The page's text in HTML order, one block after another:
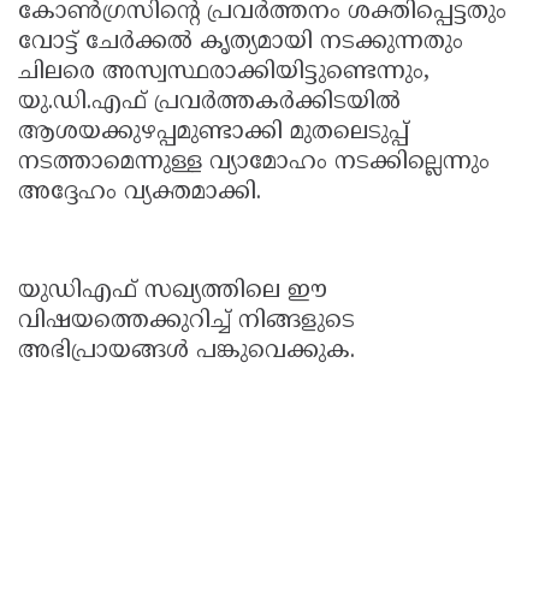
കോൺഗ്രസിന്റെ പ്രവർത്തനം ശക്തിപ്പെട്ടതും
വോട്ട് ചേർക്കൽ കൃത്യമായി നടക്കുന്നതും
ചിലരെ അസ്വസ്ഥരാക്കിയിട്ടുണ്ടെന്നും,
യു.ഡി.എഫ് പ്രവർത്തകർക്കിടയിൽ
ആശയക്കുഴപ്പമുണ്ടാക്കി മുതലെടുപ്പ്
നടത്താമെന്നുള്ള വ്യാമോഹം നടക്കില്ലെന്നും
അദ്ദേഹം വ്യക്തമാക്കി.
യുഡിഎഫ് സഖ്യത്തിലെ ഈ
വിഷയത്തെക്കുറിച്ച് നിങ്ങളുടെ
അഭിപ്രായങ്ങൾ പങ്കുവെക്കുക.